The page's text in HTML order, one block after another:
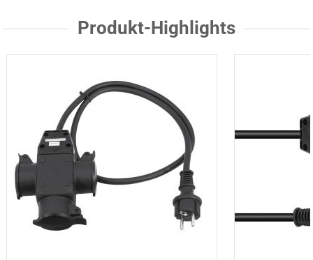
Produkt-Highlights